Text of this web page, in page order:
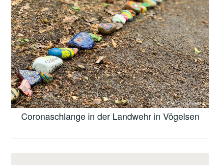
Coronaschlange in der Landwehr in Vögelsen